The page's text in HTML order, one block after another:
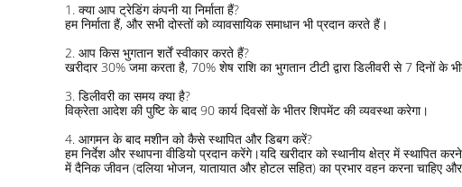
1. क्या आप ट्रेडिंग कंपनी या निर्माता हैं?
हम निर्माता हैं, और सभी दोस्तों को व्यावसायिक समाधान भी प्रदान करते हैं।
2. आप किस भुगतान शर्तें स्वीकार करते हैं?
खरीदार 30% जमा करता है, 70% शेष राशि का भुगतान टीटी द्वारा डिलीवरी से 7 दिनों
3. डिलीवरी का समय क्या है?
विक्रेता आदेश की पुष्टि के बाद 90 कार्य दिवसों के भीतर शिपमेंट की व्यवस्था करेगा।
4. आगमन के बाद मशीन को कैसे स्थापित और डिबग करें?
हम निर्देश और स्थापना वीडियो प्रदान करेंगे।यदि खरीदार को स्थानीय क्षेत्र में स्थापित
में दैनिक जीवन (दलिया भोजन, यातायात और होटल सहित) का प्रभार वहन करना चाहिए